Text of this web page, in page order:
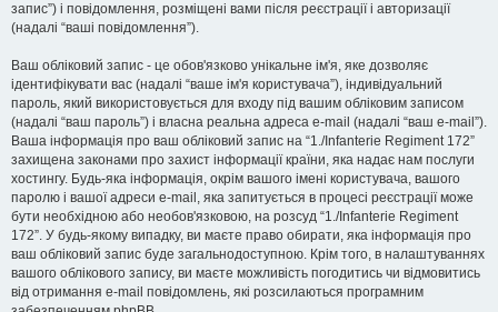
запис”) і повідомлення, розміщені вами після реєстрації і авторизації
(надалі “ваші повідомлення”).
Ваш обліковий запис - це обов'язково унікальне ім'я, яке дозволяє
ідентифікувати вас (надалі “ваше ім'я користувача”), індивідуальний
пароль, який використовується для входу під вашим обліковим записом
(надалі “ваш пароль”) і власна реальна адреса e-mail (надалі “ваш e-mail”).
Ваша інформація про ваш обліковий запис на “1./Infanterie Regiment 172”
захищена законами про захист інформації країни, яка надає нам послуги
хостингу. Будь-яка інформація, окрім вашого імені користувача, вашого
паролю і вашої адреси e-mail, яка запитується в процесі реєстрації може
бути необхідною або необов'язковою, на розсуд “1./Infanterie Regiment
172”. У будь-якому випадку, ви маєте право обирати, яка інформація про
ваш обліковий запис буде загальнодоступною. Крім того, в налаштуваннях
вашого облікового запису, ви маєте можливість погодитись чи відмовитись
від отримання e-mail повідомлень, які розсилаються програмним